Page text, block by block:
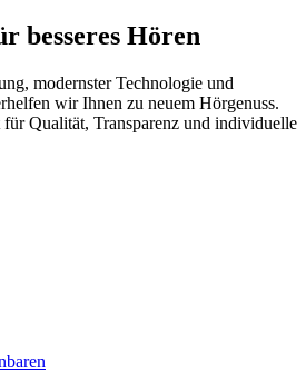
besseres Hören
modernster Technologie und
wir Ihnen zu neuem Hörgenuss.
Qualität, Transparenz und individuelle